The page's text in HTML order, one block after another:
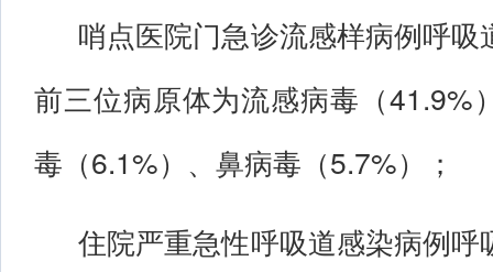
哨点医院门急诊流感样病例呼
前三位病原体为流感病毒（41.9%
毒（6.1%）、鼻病毒（5.7%）；
住院严重急性呼吸道感染病例